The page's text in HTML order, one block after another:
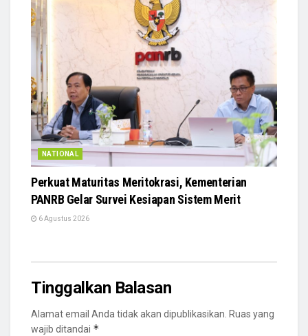
NATIONAL
Perkuat Maturitas Meritokrasi, Kementerian
PANRB Gelar Survei Kesiapan Sistem Merit
6 Agustus 2026
Tinggalkan Balasan
Alamat email Anda tidak akan dipublikasikan. Ruas yang
wajib ditandai *